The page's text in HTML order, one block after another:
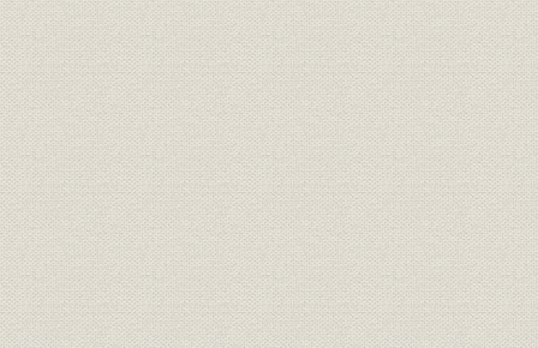
電気事業の資金に付
供給区域並に電力制限に付
報償契約関係に付
電気事業用地と其の設定に付
電気事業と買収問題に付
電気事業に対する租税其他公課に付
地方鉄道並軌道関係法規に付